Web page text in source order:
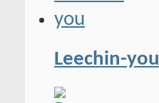
Leechin-you